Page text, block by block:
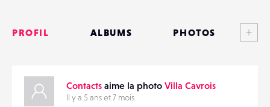
PROFIL ALBUMS PHOTOS
MATÉRIELS
Contacts aime la photo Villa Cavrois
Il y a 5 ans et 7 mois